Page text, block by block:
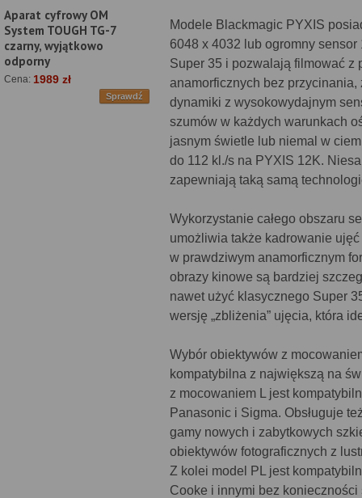
Aparat cyfrowy OM
System TOUGH TG-7
czarny, wyjątkowo
odporny
Cena: 1989 zł
Sprawdź
Modele Blackmagic PYXIS
6048 x 4032 lub ogromny
Super 35 i pozwalają filmować z
anamorficznych bez
dynamiki z wysokowydajnym
szumów w każdych warunkach
jasnym świetle lub niemal w
do 112 kl./s na PYXIS 12K.
zapewniają taką samą
Wykorzystanie całego obszaru
umożliwia także kadrowanie
w prawdziwym anamorficznym
obrazy kinowe są bardziej
nawet użyć klasycznego Super
wersję „zbliżenia” ujęcia, która
Wybór obiektywów z
kompatybilna z największą na
z mocowaniem L jest
Panasonic i Sigma. Obsługuje
gamy nowych i zabytkowych
obiektywów fotograficznych z
Z kolei model PL jest
Cooke i innymi bez